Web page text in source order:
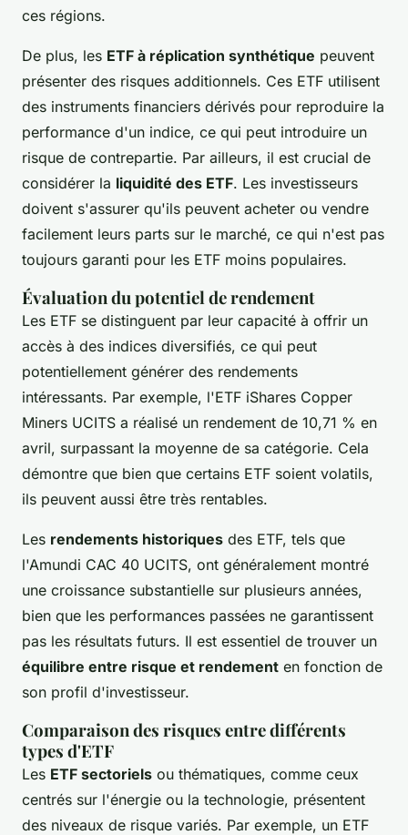
ces régions.
De plus, les ETF à réplication synthétique peuvent
présenter des risques additionnels. Ces ETF utilisent
des instruments financiers dérivés pour reproduire la
performance d'un indice, ce qui peut introduire un
risque de contrepartie. Par ailleurs, il est crucial de
considérer la liquidité des ETF. Les investisseurs
doivent s'assurer qu'ils peuvent acheter ou vendre
facilement leurs parts sur le marché, ce qui n'est pas
toujours garanti pour les ETF moins populaires.
Évaluation du potentiel de rendement
Les ETF se distinguent par leur capacité à offrir un
accès à des indices diversifiés, ce qui peut
potentiellement générer des rendements
intéressants. Par exemple, l'ETF iShares Copper
Miners UCITS a réalisé un rendement de 10,71 % en
avril, surpassant la moyenne de sa catégorie. Cela
démontre que bien que certains ETF soient volatils,
ils peuvent aussi être très rentables.
Les rendements historiques des ETF, tels que
l'Amundi CAC 40 UCITS, ont généralement montré
une croissance substantielle sur plusieurs années,
bien que les performances passées ne garantissent
pas les résultats futurs. Il est essentiel de trouver un
équilibre entre risque et rendement en fonction de
son profil d'investisseur.
Comparaison des risques entre différents
types d'ETF
Les ETF sectoriels ou thématiques, comme ceux
centrés sur l'énergie ou la technologie, présentent
des niveaux de risque variés. Par exemple, un ETF